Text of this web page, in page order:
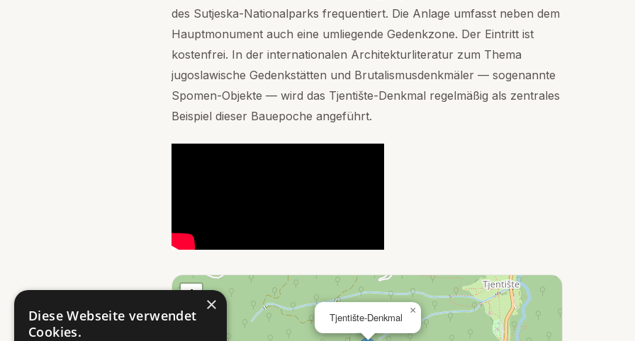
des Sutjeska-Nationalparks frequentiert. Die Anlage umfasst neben dem
Hauptmonument auch eine umliegende Gedenkzone. Der Eintritt ist
kostenfrei. In der internationalen Architekturliteratur zum Thema
jugoslawische Gedenkstätten und Brutalismusdenkmäler — sogenannte
Spomen-Objekte — wird das Tjentište-Denkmal regelmäßig als zentrales
Beispiel dieser Bauepoche angeführt.
Tjentište-Denkmal
×
+
− ×
Diese Webseite verwendet
Cookies.